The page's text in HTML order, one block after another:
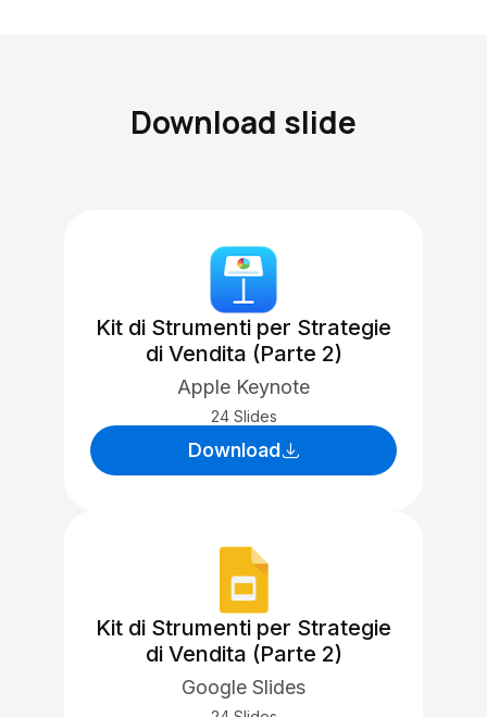
Download slide
Kit di Strumenti per Strategie
di Vendita (Parte 2)
Apple Keynote
24 Slides
Download
Kit di Strumenti per Strategie
di Vendita (Parte 2)
Google Slides